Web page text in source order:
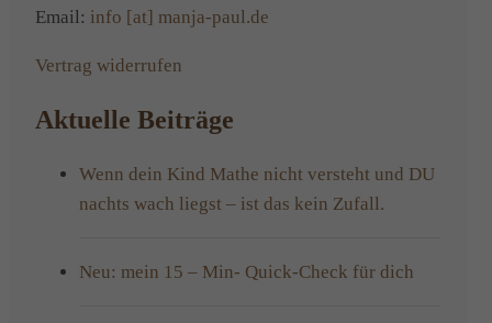
Email: info [at] manja-paul.de
Vertrag widerrufen
Aktuelle Beiträge
Wenn dein Kind Mathe nicht versteht und DU
nachts wach liegst – ist das kein Zufall.
Neu: mein 15 – Min- Quick-Check für dich